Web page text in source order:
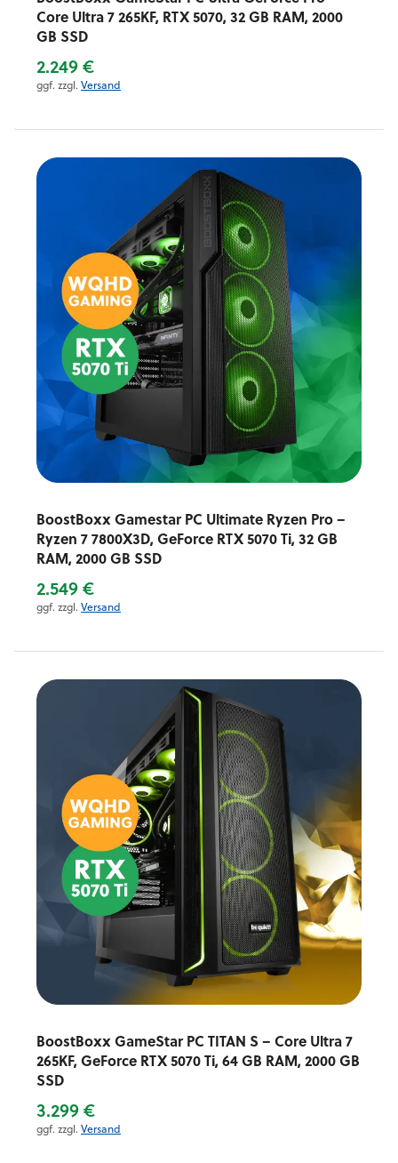
Core Ultra 7 265KF, RTX 5070, 32 GB RAM, 2000
GB SSD
2.249 €
ggf. zzgl. Versand
BoostBoxx Gamestar PC Ultimate Ryzen Pro –
Ryzen 7 7800X3D, GeForce RTX 5070 Ti, 32 GB
RAM, 2000 GB SSD
2.549 €
ggf. zzgl. Versand
BoostBoxx GameStar PC TITAN S – Core Ultra 7
265KF, GeForce RTX 5070 Ti, 64 GB RAM, 2000 GB
SSD
3.299 €
ggf. zzgl. Versand